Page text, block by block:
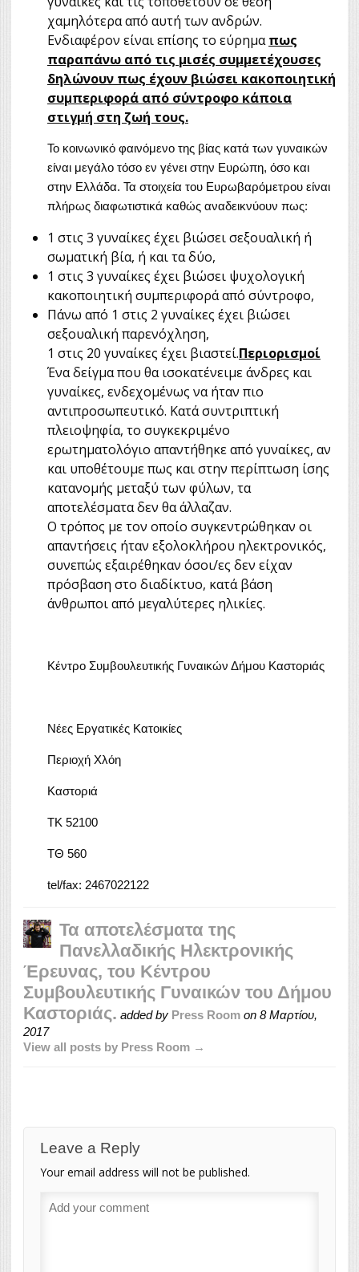
χαμηλότερα από αυτή των ανδρών.
Ενδιαφέρον είναι επίσης το εύρημαπως
παραπάνω από τις μισές συμμετέχουσες
δηλώνουν πως έχουν βιώσει κακοποιητική
συμπεριφορά από σύντροφο κάποια
στιγμή στη ζωή τους.
Το κοινωνικό φαινόμενο της βίας κατά των γυναικών
είναι μεγάλο τόσο εν γένει στην Ευρώπη, όσο και
στην Ελλάδα. Τα στοιχεία του Ευρωβαρόμετρου είναι
πλήρως διαφωτιστικά καθώς αναδεικνύουν πως:
1 στις 3 γυναίκες έχει βιώσει σεξουαλική ή
σωματική βία, ή και τα δύο,
1 στις 3 γυναίκες έχει βιώσει ψυχολογική
κακοποιητική συμπεριφορά από σύντροφο,
Πάνω από 1 στις 2 γυναίκες έχει βιώσει
σεξουαλική παρενόχληση,
1 στις 20 γυναίκες έχει βιαστεί.Περιορισμοί
Ένα δείγμα που θα ισοκατένειμε άνδρες και
γυναίκες, ενδεχομένως να ήταν πιο
αντιπροσωπευτικό. Κατά συντριπτική
πλειοψηφία, το συγκεκριμένο
ερωτηματολόγιο απαντήθηκε από γυναίκες, αν
και υποθέτουμε πως και στην περίπτωση ίσης
κατανομής μεταξύ των φύλων, τα
αποτελέσματα δεν θα άλλαζαν.
Ο τρόπος με τον οποίο συγκεντρώθηκαν οι
απαντήσεις ήταν εξολοκλήρου ηλεκτρονικός,
συνεπώς εξαιρέθηκαν όσοι/ες δεν είχαν
πρόσβαση στο διαδίκτυο, κατά βάση
άνθρωποι από μεγαλύτερες ηλικίες.
Κέντρο Συμβουλευτικής Γυναικών Δήμου Καστοριάς
Νέες Εργατικές Κατοικίες
Περιοχή Χλόη
Καστοριά
ΤΚ 52100
ΤΘ 560
tel/fax: 2467022122
Τα αποτελέσματα της
Πανελλαδικής Ηλεκτρονικής
Έρευνας, του Κέντρου
Συμβουλευτικής Γυναικών του Δήμου
Καστοριάς. added by Press Room on 8 Μαρτίου,
2017
View all posts by Press Room →
Leave a Reply
Your email address will not be published.